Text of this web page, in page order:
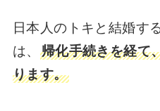
日本人のトキと結婚す
は、 帰化手続きを経て
ります。